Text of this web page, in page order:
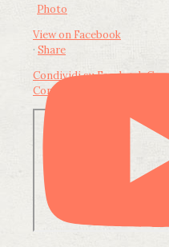
Photo
View on Facebook
· Share
Condividi su Facebook
Condividi su LinkedIn